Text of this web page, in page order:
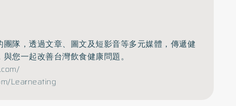
隊，透過文章、圖文及短影音等多元媒體，傳遞健
您一起改善台灣飲食健康問題。
Learneating